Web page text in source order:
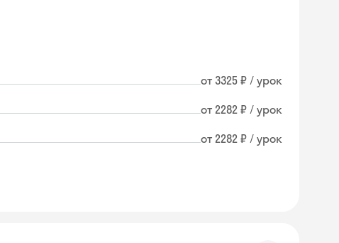
от 3325 ₽ / урок
от 2282 ₽ / урок
от 2282 ₽ / урок